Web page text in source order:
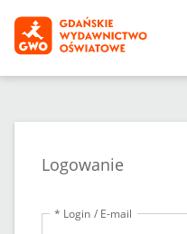
Logowanie
* Login / E-mail